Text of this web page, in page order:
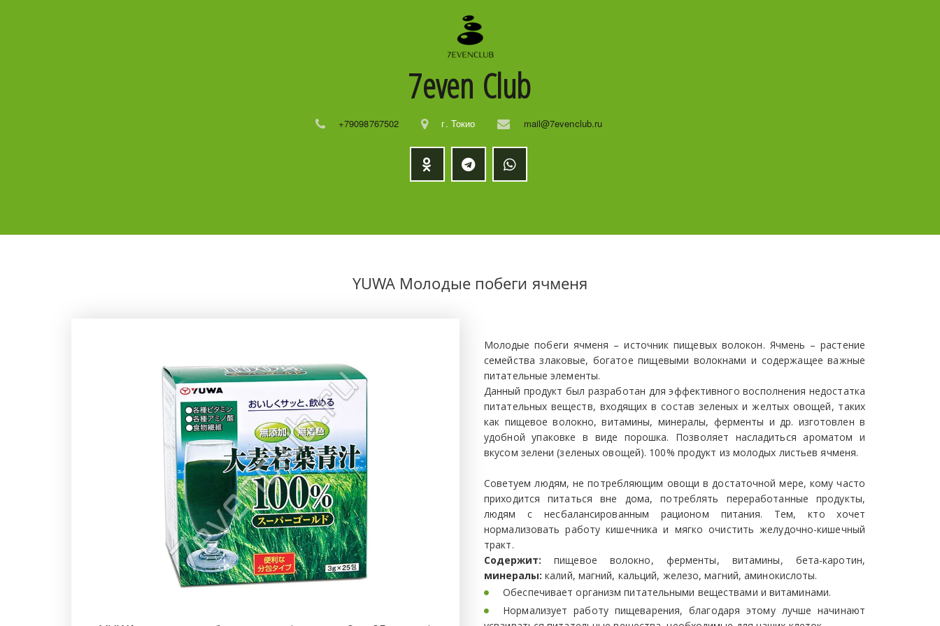
7even Club
+79098767502 г. Токио mail@7evenclub.ru
YUWA Молодые побеги ячменя
Молодые побеги ячменя – источник пищевых волокон. Ячмень – растение
семейства злаковые, богатое пищевыми волокнами и содержащее важные
питательные элементы.
Данный продукт был разработан для эффективного восполнения недостатка
питательных веществ, входящих в состав зеленых и желтых овощей, таких
как пищевое волокно, витамины, минералы, ферменты и др. изготовлен в
удобной упаковке в виде порошка. Позволяет насладиться ароматом и
вкусом зелени (зеленых овощей). 100% продукт из молодых листьев ячменя.
Советуем людям, не потребляющим овощи в достаточной мере, кому часто
приходится питаться вне дома, потреблять переработанные продукты,
людям с несбалансированным рационом питания. Тем, кто хочет
нормализовать работу кишечника и мягко очистить желудочно-кишечный
тракт.
Содержит: пищевое волокно, ферменты, витамины, бета-каротин,
минералы: калий, магний, кальций, железо, магний, аминокислоты.
Обеспечивает организм питательными веществами и витаминами.
Нормализует работу пищеварения, благодаря этому лучше начинают